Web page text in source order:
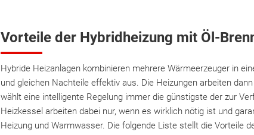
Vorteile der Hybridheizung mit Öl-
Hybride Heizanlagen kombinieren mehrere Wärmeerzeuger in
und gleichen Nachteile effektiv aus. Die Heizungen arbeiten
wählt eine intelligente Regelung immer die günstigste der zur
Heizkessel arbeiten dabei nur, wenn es wirklich nötig ist und
Heizung und Warmwasser. Die folgende Liste stellt die Vorteile